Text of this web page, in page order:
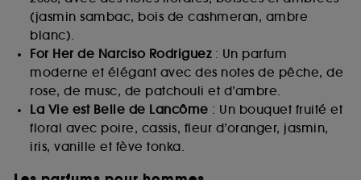
(jasmin sambac, bois de cashmeran, ambre
blanc).
For Her de Narciso Rodriguez: Un parfum
moderne et élégant avec des notes de pêche, de
rose, de musc, de patchouli et d’ambre.
La Vie est Belle de Lancôme : Un bouquet fruité et
floral avec poire, cassis, fleur d’oranger, jasmin,
iris, vanille et fève tonka.